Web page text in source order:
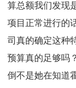
算总额我们发现
项目正常进行的
司真的确定这种
预算真的足够吗
倒不是她在知道